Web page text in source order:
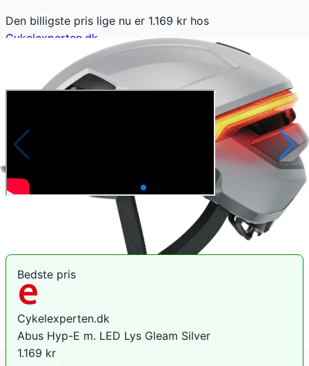
Den billigste pris lige nu er 1.169 kr hos
Cykelexperten.dk
Anmeldelser
Sammenlign priser
Bedste pris
Cykelexperten.dk
Abus Hyp-E m. LED Lys Gleam Silver
1.169 kr